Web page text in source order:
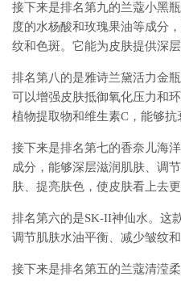
接下来是排名第九的兰蔻小黑
度的水杨酸和玫瑰果油等成分
纹和色斑。它能为皮肤提供深
排名第八的是雅诗兰黛活力金
可以增强皮肤抵御氧化压力和
植物提取物和维生素C，能够抗
接下来是排名第七的香奈儿海
成分，能够深层滋润肌肤、调
肤、提亮肤色，使皮肤看上去更
排名第六的是SK-II神仙水。这
调节肌肤水油平衡、减少皱纹
接下来是排名第五的兰蔻清滢